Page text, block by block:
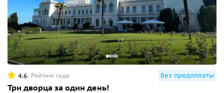
4.6 Рейтинг гида Без предоплаты
Три дворца за один день!